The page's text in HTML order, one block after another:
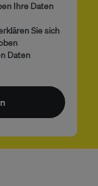
Ihre Daten
Sie sich
Daten